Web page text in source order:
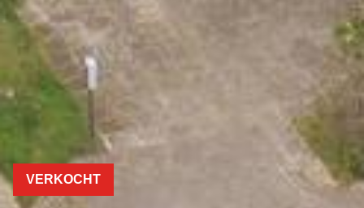
VERKOCHT